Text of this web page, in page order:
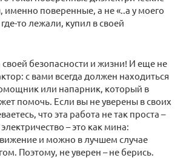
именно поверенные, а не «..а у моего
то лежали, купил в своей
безопасности и жизни! И еще не
с вами всегда должен находиться
или напарник, который в
помочь. Если вы не уверены в своих
что эта работа не так проста –
– это как мина:
и можно в лучшем случае
Поэтому, не уверен – не берись.